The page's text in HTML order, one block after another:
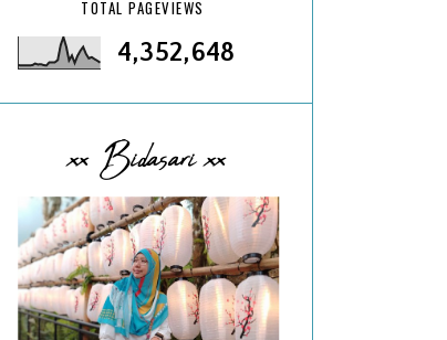
TOTAL PAGEVIEWS
4,352,648
xx Bidasari xx